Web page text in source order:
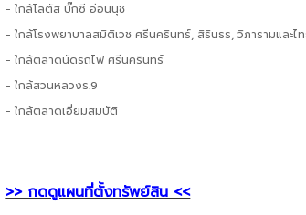
- ใกล้โลตัส บิ๊กซี อ่อนนุช
- ใกล้โรงพยาบาลสมิติเวช ศรีนครินทร์, สิรินธร, วิภารามและไ
- ใกล้ตลาดนัดรถไฟ ศรีนครินทร์
- ใกล้สวนหลวงร.9
- ใกล้ตลาดเอี่ยมสมบัติ
>> กดดูแผนที่ตั้งทรัพย์สิน <<